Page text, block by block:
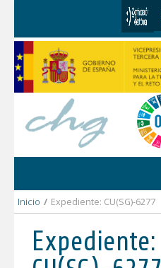
Inicio / Expediente: CU(SG)-6277
Expediente: